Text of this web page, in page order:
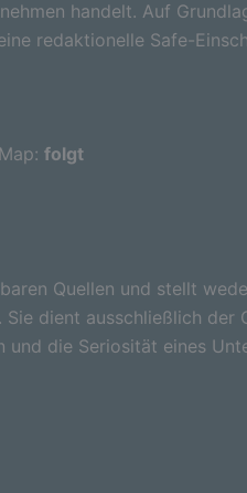
handelt. Auf
redaktionelle Safe-
folgt
Quellen und stellt
dient ausschließlich der
die Seriosität eines